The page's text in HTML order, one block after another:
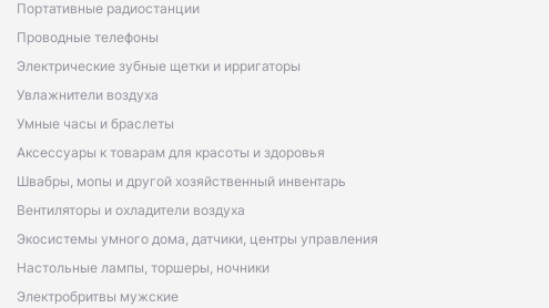
Портативные радиостанции
Проводные телефоны
Электрические зубные щетки и ирригаторы
Увлажнители воздуха
Умные часы и браслеты
Аксессуары к товарам для красоты и здоровья
Швабры, мопы и другой хозяйственный инвентарь
Вентиляторы и охладители воздуха
Экосистемы умного дома, датчики, центры управления
Настольные лампы, торшеры, ночники
Электробритвы мужские